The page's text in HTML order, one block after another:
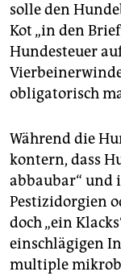
solle den
Kot „in den
Hundesteuer
obligatorisch
Während die
kontern, dass
abbaubar“ und
Pestizidorgien
doch „ein
einschlägigen
multiple